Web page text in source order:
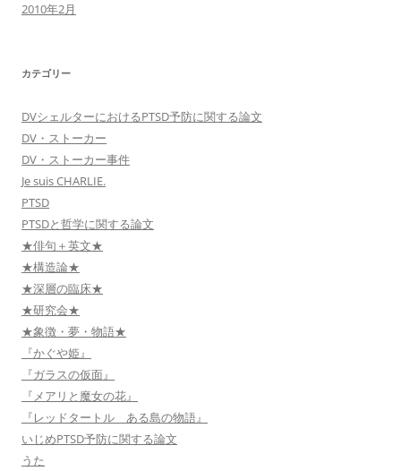
2010年2月
カテゴリー
DVシェルターにおけるPTSD予防に関する論文
DV・ストーカー
DV・ストーカー事件
Je suis CHARLIE.
PTSD
PTSDと哲学に関する論文
★俳句＋英文★
★構造論★
★深層の臨床★
★研究会★
★象徴・夢・物語★
『かぐや姫』
『ガラスの仮面』
『メアリと魔女の花』
『レッドタートル ある島の物語』
いじめPTSD予防に関する論文
うた